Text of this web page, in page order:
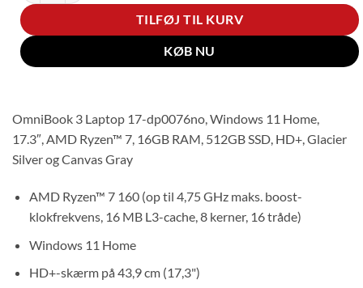
TILFØJ TIL KURV
KØB NU
OmniBook 3 Laptop 17-dp0076no, Windows 11 Home,
17.3″, AMD Ryzen™ 7, 16GB RAM, 512GB SSD, HD+, Glacier
Silver og Canvas Gray
AMD Ryzen™ 7 160 (op til 4,75 GHz maks. boost-
klokfrekvens, 16 MB L3-cache, 8 kerner, 16 tråde)
Windows 11 Home
HD+-skærm på 43,9 cm (17,3")